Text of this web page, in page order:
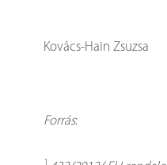
Kovács-Hain Zsuzsa
Forrás:
1.